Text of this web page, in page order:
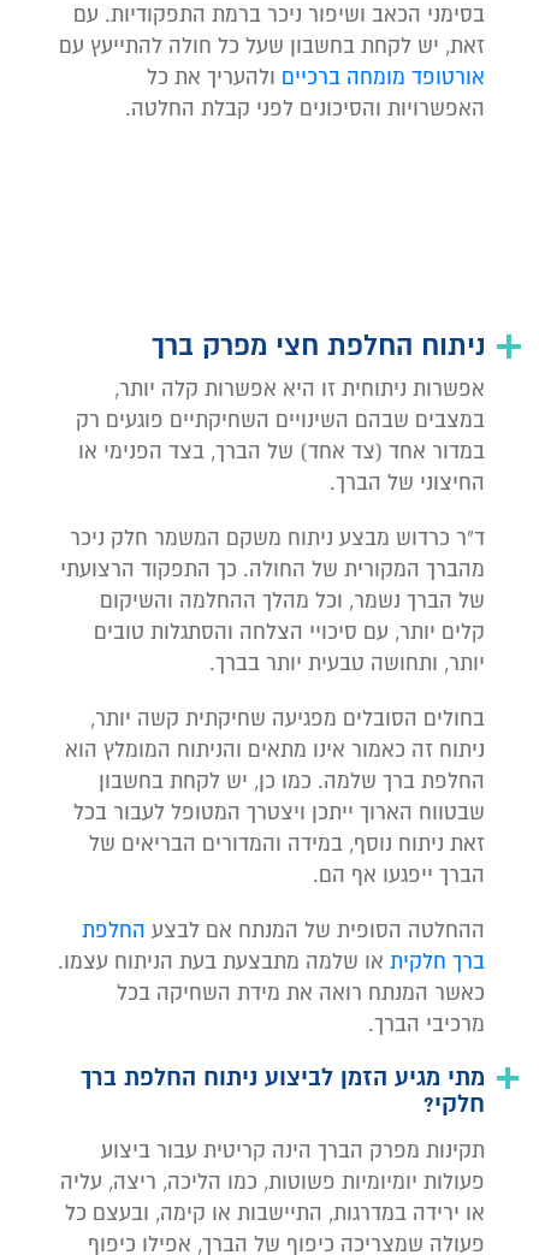
בסימני הכאב ושיפור ניכר ברמת התפקודיות. עם
זאת, יש לקחת בחשבון שעל כל חולה להתייעץ עם
אורטופד מומחה ברכיים ולהעריך את כל
האפשרויות והסיכונים לפני קבלת החלטה.
ניתוח החלפת חצי מפרק ברך
אפשרות ניתוחית זו היא אפשרות קלה יותר,
במצבים שבהם השינויים השחיקתיים פוגעים רק
במדור אחד (צד אחד) של הברך, בצד הפנימי או
החיצוני של הברך.
ד”ר כרדוש מבצע ניתוח משקם המשמר חלק ניכר
מהברך המקורית של החולה. כך התפקוד הרצועתי
של הברך נשמר, וכל מהלך ההחלמה והשיקום
קלים יותר, עם סיכויי הצלחה והסתגלות טובים
יותר, ותחושה טבעית יותר בברך.
בחולים הסובלים מפגיעה שחיקתית קשה יותר,
ניתוח זה כאמור אינו מתאים והניתוח המומלץ הוא
החלפת ברך שלמה. כמו כן, יש לקחת בחשבון
שבטווח הארוך ייתכן ויצטרך המטופל לעבור בכל
זאת ניתוח נוסף, במידה והמדורים הבריאים של
הברך ייפגעו אף הם.
ההחלטה הסופית של המנתח אם לבצע החלפת
ברך חלקית או שלמה מתבצעת בעת הניתוח עצמו.
כאשר המנתח רואה את מידת השחיקה בכל
מרכיבי הברך.
מתי מגיע הזמן לביצוע ניתוח החלפת ברך
חלקי?
תקינות מפרק הברך הינה קריטית עבור ביצוע
פעולות יומיומיות פשוטות, כמו הליכה, ריצה, עליה
או ירידה במדרגות, התיישבות או קימה, ובעצם כל
פעולה שמצריכה כיפוף של הברך, אפילו כיפוף